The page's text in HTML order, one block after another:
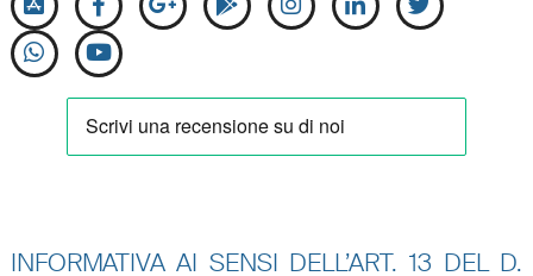
INFORMATIVA AI SENSI DELL’ART. 13 DEL D.